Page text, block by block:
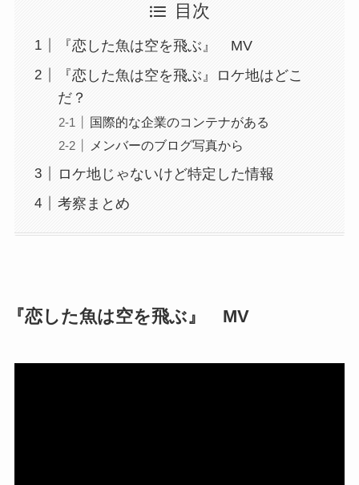
目次
『恋した魚は空を飛ぶ』 MV
『恋した魚は空を飛ぶ』ロケ地はどこ
だ？
国際的な企業のコンテナがある
メンバーのブログ写真から
ロケ地じゃないけど特定した情報
考察まとめ
『恋した魚は空を飛ぶ』 MV